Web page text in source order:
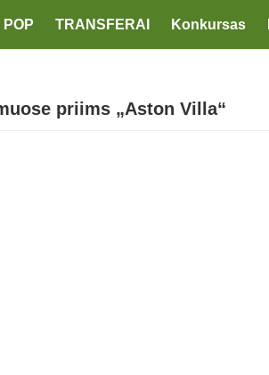
POP TRANSFERAI Konkursas
priims „Aston Villa“